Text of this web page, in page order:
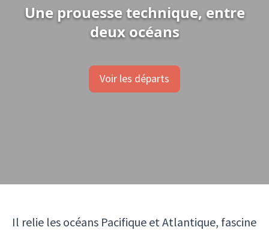
Une prouesse technique, entre
deux océans
Voir les départs
Il relie les océans Pacifique et Atlantique, fascine